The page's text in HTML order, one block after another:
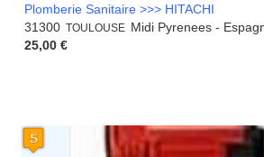
Plomberie Sanitaire >>> HITACHI
31300 TOULOUSE Midi Pyrenees -
25,00 €